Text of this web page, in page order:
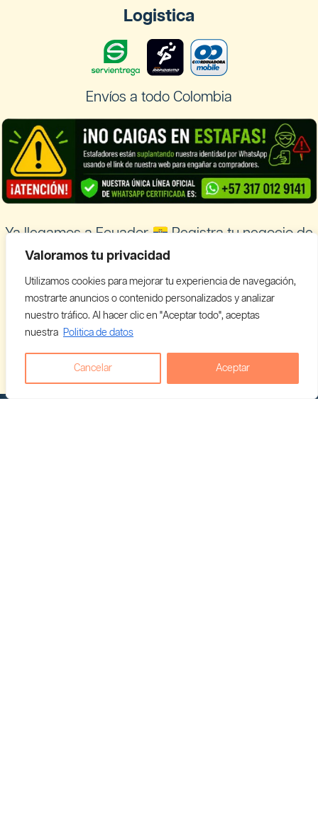
Valoramos tu privacidad
Utilizamos cookies para mejorar tu experiencia de navegación,
mostrarte anuncios o contenido personalizados y analizar
nuestro tráfico. Al hacer clic en "Aceptar todo", aceptas
nuestra Politica de datos
Cancelar Aceptar
Logistica
Envíos a todo Colombia
Ya llegamos a Ecuador
Registra tu negocio de
Cannabis y empieza a vender con nosotros
Cannabis Ecuador
Looking for information in English?Visit our English THC guide
Nederlands English Français
Deutsch
Português